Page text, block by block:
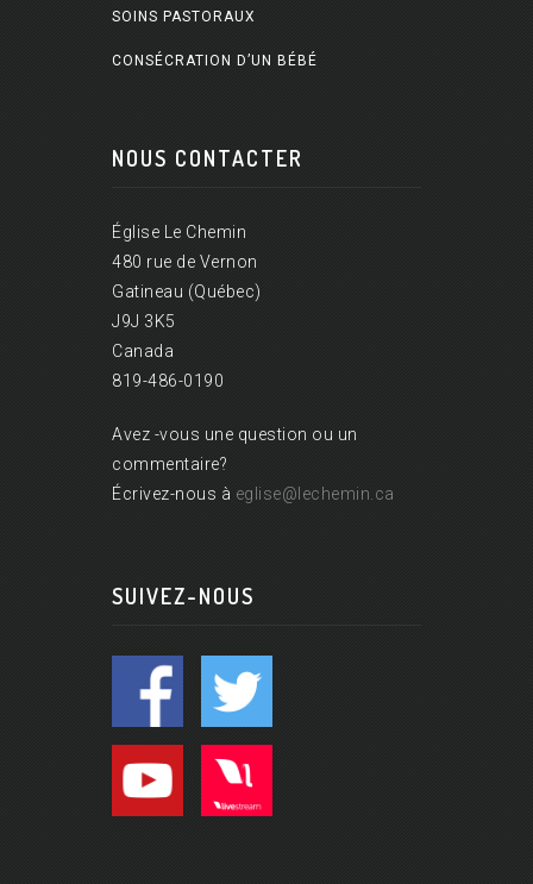
SOINS PASTORAUX
CONSÉCRATION D’UN BÉBÉ
NOUS CONTACTER
Église Le Chemin
480 rue de Vernon
Gatineau (Québec)
J9J 3K5
Canada
819-486-0190
Avez -vous une question ou un
commentaire?
Écrivez-nous à eglise@lechemin.ca
SUIVEZ-NOUS